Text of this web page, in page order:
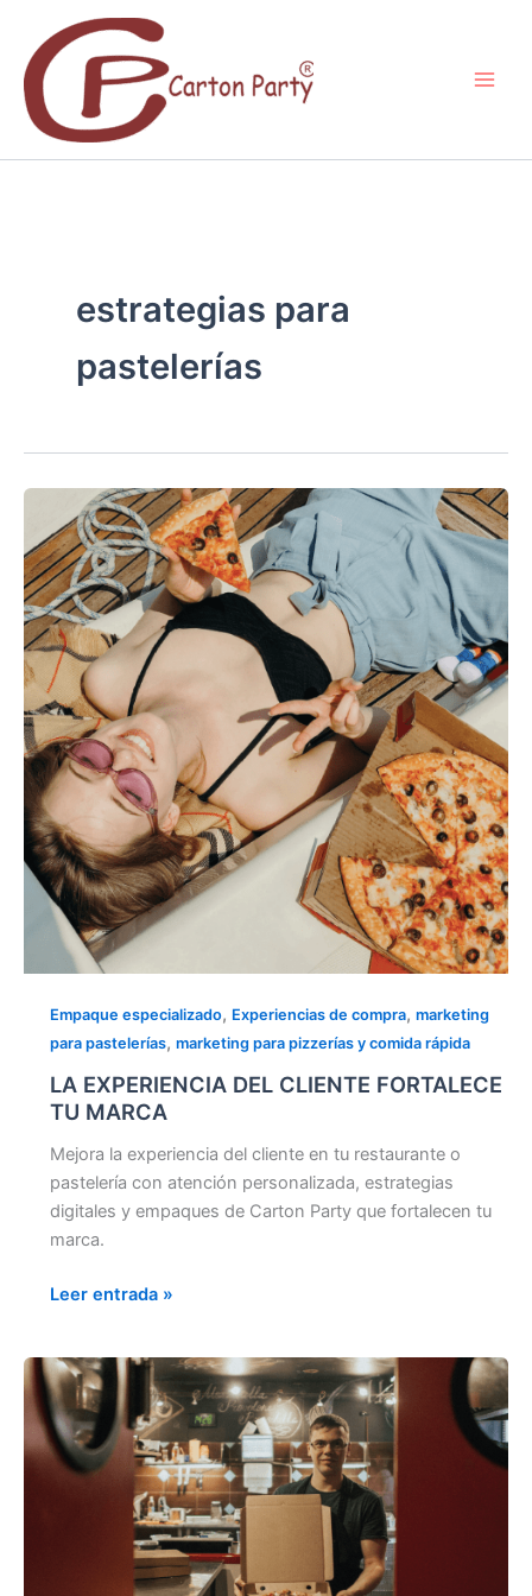
contenido
estrategias para
pastelerías
Empaque especializado, Experiencias de compra, marketing
para pastelerías, marketing para pizzerías y comida rápida
LA EXPERIENCIA DEL CLIENTE FORTALECE
TU MARCA
Mejora la experiencia del cliente en tu restaurante o
pastelería con atención personalizada, estrategias
digitales y empaques de Carton Party que fortalecen tu
marca.
EXPERIENCIA
DEL
CLIENTE
FORTALECE
TU
MARCA
Leer entrada »
EL
BUEN
FIN
2025:
Estrategias
restaurantes,